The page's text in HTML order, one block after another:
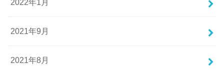
2022年1月
2021年9月
2021年8月